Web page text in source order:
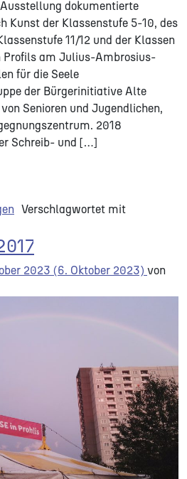
dokumentierte
Kunst der Klassenstufe 5-10, des
11/12 und der Klassen
Profils am Julius-Ambrosius-
für die Seele
der Bürgerinitiative Alte
Senioren und Jugendlichen,
2018
Schreib- und […]
Verschlagwortet mit
2023 (6. Oktober 2023) von